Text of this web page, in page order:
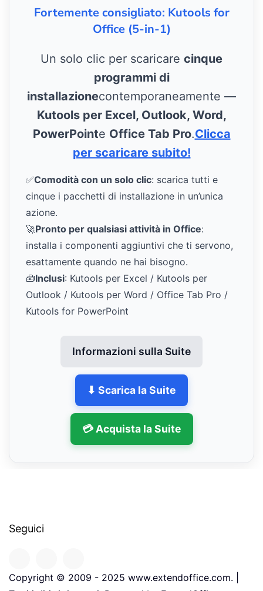
Fortemente consigliato: Kutools for
Office (5-in-1)
Un solo clic per scaricare cinque
programmi di
installazionecontemporaneamente —
Kutools per Excel, Outlook, Word,
PowerPointe Office Tab Pro.Clicca
per scaricare subito!
✅Comodità con un solo clic: scarica tutti e
cinque i pacchetti di installazione in un’unica
azione.
🚀Pronto per qualsiasi attività in Office:
installa i componenti aggiuntivi che ti servono,
esattamente quando ne hai bisogno.
🧰Inclusi: Kutools per Excel / Kutools per
Outlook / Kutools per Word / Office Tab Pro /
Kutools for PowerPoint
Informazioni sulla Suite
⬇ Scarica la Suite
💳 Acquista la Suite
Seguici
Copyright © 2009 - 2025 www.extendoffice.com. |